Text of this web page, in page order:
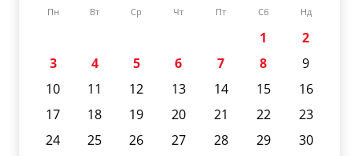
Пн Вт Ср Чт Пт Сб Нд
1
2
3
4 5 6 7 8
9
10
11 12 13 14 15
16
17
18 19 20 21 22
23
24
25 26 27 28 29
30